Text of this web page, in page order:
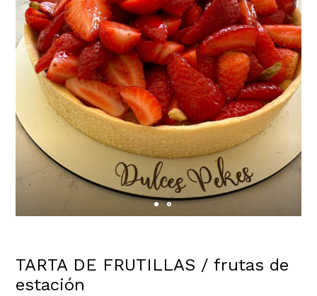
TARTA DE FRUTILLAS / frutas de
estación